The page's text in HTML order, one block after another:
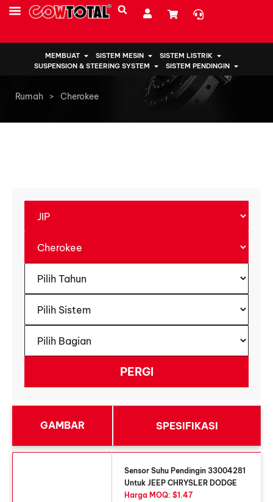
MEMBUAT SISTEM MESIN
SISTEM LISTRIK
SUSPENSION & STEERING SYSTEM
SISTEM PENDINGIN
Rumah > Cherokee
GAMBAR SPESIFIKASI
Sensor Suhu Pendingin 33004281
Untuk JEEP CHRYSLER DODGE
Harga MOQ: $1.47